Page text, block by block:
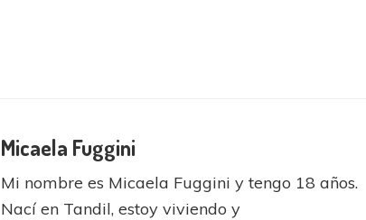
Micaela Fuggini
Mi nombre es Micaela Fuggini y tengo 18 años.
Nací en Tandil, estoy viviendo y